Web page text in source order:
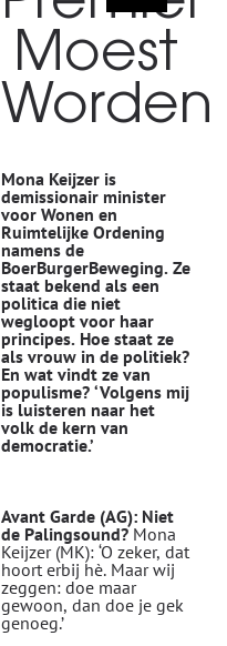
Moest
Worden
Mona Keijzer is
demissionair minister
voor Wonen en
Ruimtelijke Ordening
namens de
BoerBurgerBeweging. Ze
staat bekend als een
politica die niet
wegloopt voor haar
principes. Hoe staat ze
als vrouw in de politiek?
En wat vindt ze van
populisme? ‘Volgens mij
is luisteren naar het
volk de kern van
democratie.’
Avant Garde (AG): Niet
de Palingsound? Mona
Keijzer (MK): ‘O zeker, dat
hoort erbij hè. Maar wij
zeggen: doe maar
gewoon, dan doe je gek
genoeg.’